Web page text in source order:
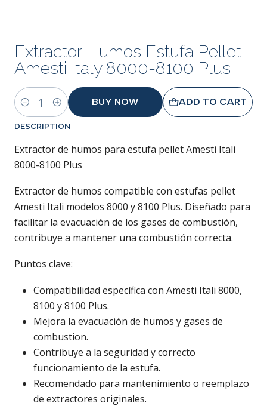
Extractor Humos Estufa Pellet
Amesti Italy 8000-8100 Plus
Quantity
ADD TO CART
BUY NOW
DESCRIPTION
Extractor de humos para estufa pellet Amesti Itali
8000-8100 Plus
Extractor de humos compatible con estufas pellet
Amesti Itali modelos 8000 y 8100 Plus. Diseñado para
facilitar la evacuación de los gases de combustión,
contribuye a mantener una combustión correcta.
Puntos clave:
Compatibilidad específica con Amesti Itali 8000,
8100 y 8100 Plus.
Mejora la evacuación de humos y gases de
combustion.
Contribuye a la seguridad y correcto
funcionamiento de la estufa.
Recomendado para mantenimiento o reemplazo
de extractores originales.